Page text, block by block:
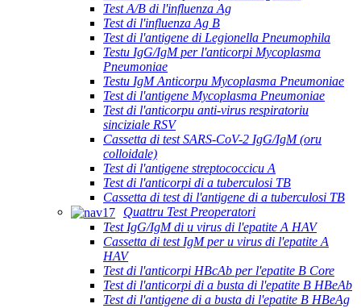
Test A/B di l'influenza Ag
Test di l'influenza Ag B
Test di l'antigene di Legionella Pneumophila
Testu IgG/IgM per l'anticorpi Mycoplasma
Pneumoniae
Testu IgM Anticorpu Mycoplasma Pneumoniae
Test di l'antigene Mycoplasma Pneumoniae
Test di l'anticorpu anti-virus respiratoriu
sinciziale RSV
Cassetta di test SARS-CoV-2 IgG/IgM (oru
colloidale)
Test di l'antigene streptococcicu A
Test di l'anticorpi di a tuberculosi TB
Cassetta di test di l'antigene di a tuberculosi TB
Quattru Test Preoperatori
Test IgG/IgM di u virus di l'epatite A HAV
Cassetta di test IgM per u virus di l'epatite A
HAV
Test di l'anticorpi HBcAb per l'epatite B Core
Test di l'anticorpi di a busta di l'epatite B HBeAb
Test di l'antigene di a busta di l'epatite B HBeAg